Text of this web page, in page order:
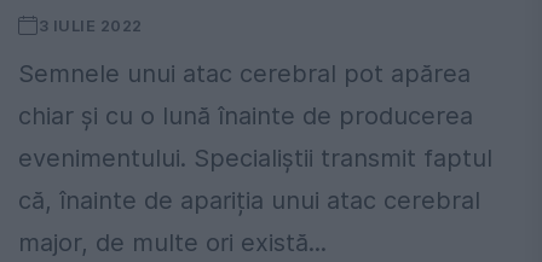
3 IULIE 2022
Semnele unui atac cerebral pot apărea
chiar și cu o lună înainte de producerea
evenimentului. Specialiștii transmit faptul
că, înainte de apariția unui atac cerebral
major, de multe ori există...